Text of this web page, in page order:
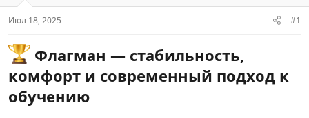
е
м
ч
Июл 18, 2025 #1
Флагман — стабильность,
комфорт и современный подход к
обучению